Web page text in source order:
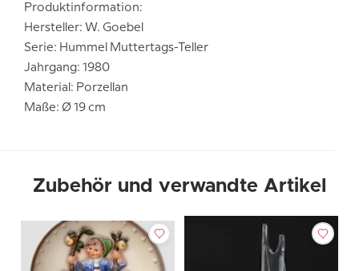
Produktinformation:
Hersteller: W. Goebel
Serie: Hummel Muttertags-Teller
Jahrgang: 1980
Material: Porzellan
Maße: Ø 19 cm
Zubehör und verwandte Artikel